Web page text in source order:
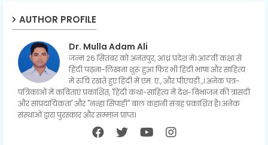
AUTHOR PROFILE
Dr. Mulla Adam Ali
जन्म 26 सितंबर को अनंतपुर, आंध्र प्रदेश में। आठवीं कक्षा से
हिंदी पढ़ना-लिखना शुरू हुआ फिर भी हिंदी भाषा और साहित्य
में रुचि रखते हुए हिंदी में एम. ए., और पीएचडी.,। अनेक पत्र-
पत्रिकाओं में कविताएं प्रकाशित, 'हिंदी कथा-साहित्य में देश-विभाजन की त्रासदी
और सांप्रदायिकता' और "नन्हा सिपाही" बाल कहानी संग्रह प्रकाशित है। अनेक
संस्थाओं द्वारा पुरस्कार और सम्मान प्राप्त।